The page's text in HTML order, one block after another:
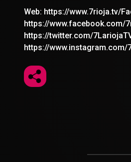
Web: https://www.7rioja.tv/
https://www.facebook.com/
https://twitter.com/
https://www.instagram.com/